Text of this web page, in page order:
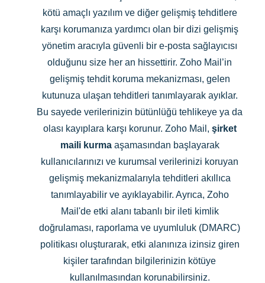
kötü amaçlı yazılım ve diğer gelişmiş tehditlere
karşı korumanıza yardımcı olan bir dizi gelişmiş
yönetim aracıyla güvenli bir e-posta sağlayıcısı
olduğunu size her an hissettirir. Zoho Mail’in
gelişmiş tehdit koruma mekanizması, gelen
kutunuza ulaşan tehditleri tanımlayarak ayıklar.
Bu sayede verilerinizin bütünlüğü tehlikeye ya da
olası kayıplara karşı korunur. Zoho Mail, şirket
maili kurma aşamasından başlayarak
kullanıcılarınızı ve kurumsal verilerinizi koruyan
gelişmiş mekanizmalarıyla tehditleri akıllıca
tanımlayabilir ve ayıklayabilir. Ayrıca, Zoho
Mail'de etki alanı tabanlı bir ileti kimlik
doğrulaması, raporlama ve uyumluluk (DMARC)
politikası oluşturarak, etki alanınıza izinsiz giren
kişiler tarafından bilgilerinizin kötüye
kullanılmasından korunabilirsiniz.